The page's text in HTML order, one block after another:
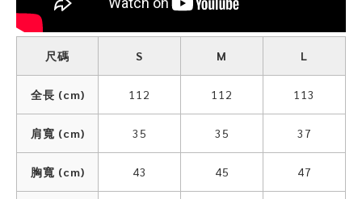
尺碼 S M L
全長 (cm) 112 112 113
肩寬 (cm) 35 35 37
胸寬 (cm) 43 45 47